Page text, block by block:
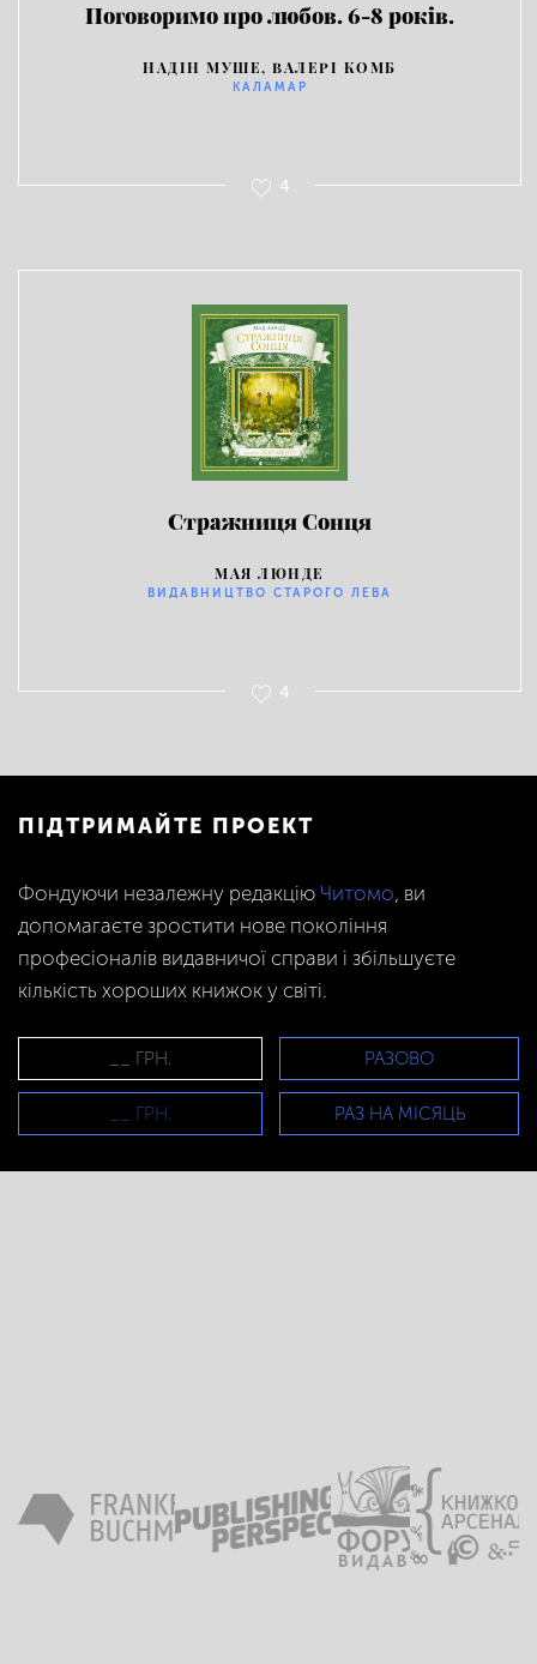
Поговоримо про любов. 6-8 років.
НАДІН МУШЕ, ВАЛЕРІ КОМБ
КАЛАМАР
4
Стражниця Сонця
МАЯ ЛЮНДЕ
ВИДАВНИЦТВО СТАРОГО ЛЕВА
4
ПІДТРИМАЙТЕ ПРОЕКТ
Фондуючи незалежну редакцію Читомо, ви
допомагаєте зростити нове покоління
професіоналів видавничої справи і збільшуєте
кількість хороших книжок у світі.
РАЗОВО
РАЗ НА МІСЯЦЬ